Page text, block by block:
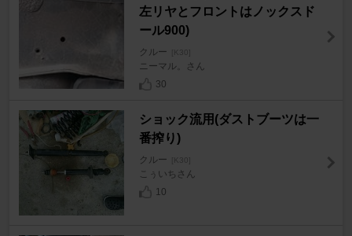
左リヤとフロントはノックスド
ール900)
クルー [K30]
ニーマル。さん
30
ショック流用(ダストブーツは一
番搾り)
クルー [K30]
こぅいちさん
10